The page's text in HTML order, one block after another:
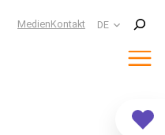
MedienKontakt DE
Suchen